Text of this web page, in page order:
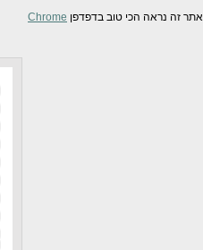
אתר זה נראה הכי טוב בדפדפן Chrome